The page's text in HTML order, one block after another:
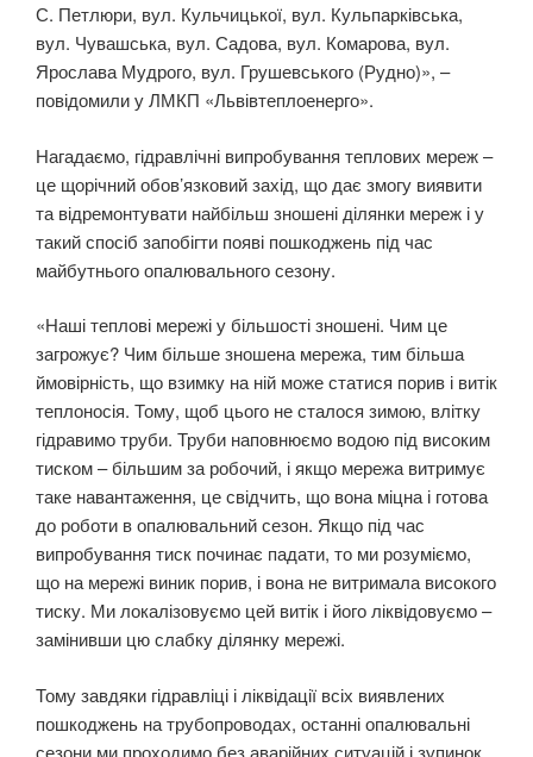
С. Петлюри, вул. Кульчицької, вул. Кульпарківська,
вул. Чувашська, вул. Садова, вул. Комарова, вул.
Ярослава Мудрого, вул. Грушевського (Рудно)», –
повідомили у ЛМКП «Львівтеплоенерго».
Нагадаємо, гідравлічні випробування теплових мереж –
це щорічний обов’язковий захід, що дає змогу виявити
та відремонтувати найбільш зношені ділянки мереж і у
такий спосіб запобігти появі пошкоджень під час
майбутнього опалювального сезону.
«Наші теплові мережі у більшості зношені. Чим це
загрожує? Чим більше зношена мережа, тим більша
ймовірність, що взимку на ній може статися порив і витік
теплоносія. Тому, щоб цього не сталося зимою, влітку
гідравимо труби. Труби наповнюємо водою під високим
тиском – більшим за робочий, і якщо мережа витримує
таке навантаження, це свідчить, що вона міцна і готова
до роботи в опалювальний сезон. Якщо під час
випробування тиск починає падати, то ми розуміємо,
що на мережі виник порив, і вона не витримала високого
тиску. Ми локалізовуємо цей витік і його ліквідовуємо –
замінивши цю слабку ділянку мережі.
Тому завдяки гідравліці і ліквідації всіх виявлених
пошкоджень на трубопроводах, останні опалювальні
сезони ми проходимо без аварійних ситуацій і зупинок